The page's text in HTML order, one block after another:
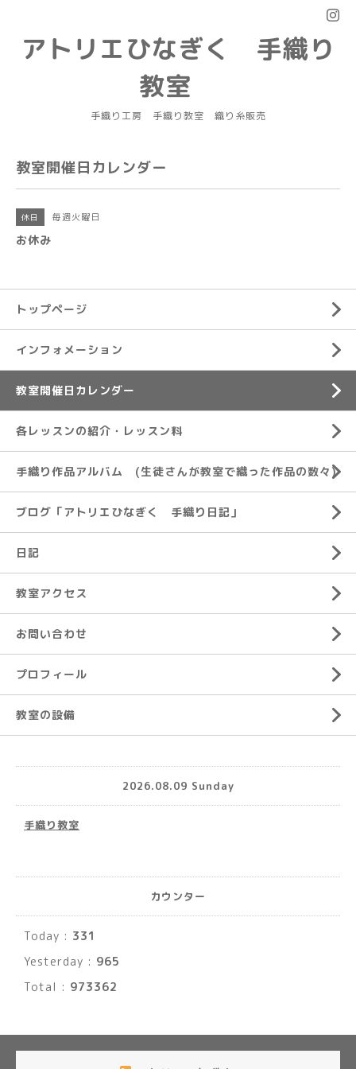
アトリエひなぎく 手織り
教室
手織り工房 手織り教室 織り糸販売
教室開催日カレンダー
休日 毎週火曜日
お休み
トップページ
インフォメーション
教室開催日カレンダー
各レッスンの紹介・レッスン料
手織り作品アルバム (生徒さんが教室で織った作品の数々)
ブログ「アトリエひなぎく 手織り日記」
日記
教室アクセス
お問い合わせ
プロフィール
教室の設備
2026.08.09 Sunday
手織り教室
カウンター
Today : 331
Yesterday : 965
Total : 973362